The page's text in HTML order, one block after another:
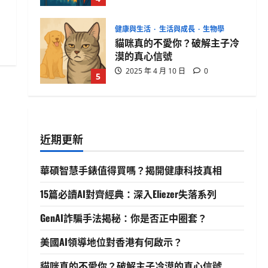
5
健康與生活 生活與成長 生物學
貓咪真的不愛你？破解主子冷
漠的真心信號
2025 年 4 月 10 日 0
1 2025 年 4 月 21 日 0
2
生活與成長
15篇必讀AI對齊經典：深入
Eliezer失落系列
2025 年 4 月 21 日
人工智慧 生活與成長 資訊科技
近期更新
華碩智慧手錶值得買嗎？揭開健康科技真相
15篇必讀AI對齊經典：深入Eliezer失落系列
GenAI詐騙手法揭秘：你是否正中圈套？
美國AI領導地位對香港有何啟示？